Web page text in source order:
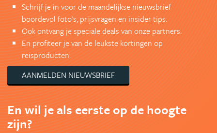
Schrijf je in voor de maandelijkse nieuwsbrief
boordevol foto's, prijsvragen en insider tips.
Ook ontvang je speciale deals van onze partners.
En profiteer je van de leukste kortingen op
reisproducten.
AANMELDEN NIEUWSBRIEF
En wil je als eerste op de hoogte
zijn?